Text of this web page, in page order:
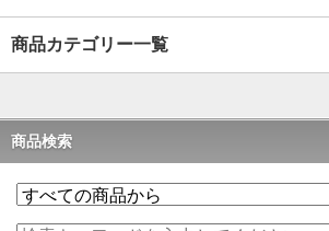
商品カテゴリー一覧
商品検索